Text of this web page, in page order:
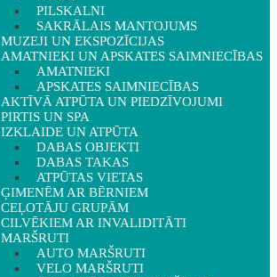
PILSKALNI
SAKRĀLAIS MANTOJUMS
MUZEJI UN EKSPOZĪCIJAS
AMATNIEKI UN APSKATES SAIMNIECĪBAS
AMATNIEKI
APSKATES SAIMNIECĪBAS
AKTĪVĀ ATPŪTA UN PIEDZĪVOJUMI
PIRTIS UN SPA
IZKLAIDE UN ATPŪTA
DABAS OBJEKTI
DABAS TAKAS
ATPŪTAS VIETAS
ĢIMENĒM AR BĒRNIEM
CEĻOTĀJU GRUPĀM
CILVĒKIEM AR INVALIDITĀTI
MARŠRUTI
AUTO MARŠRUTI
VELO MARŠRUTI